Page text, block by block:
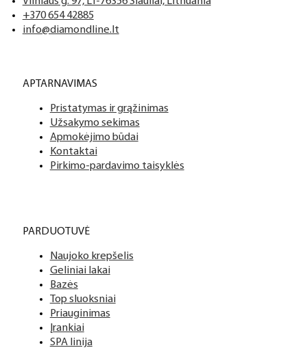
+370 654 42885
info@diamondline.lt
APTARNAVIMAS
Pristatymas ir grąžinimas
Užsakymo sekimas
Apmokėjimo būdai
Kontaktai
Pirkimo-pardavimo taisyklės
PARDUOTUVĖ
Naujoko krepšelis
Geliniai lakai
Bazės
Top sluoksniai
Priauginimas
Įrankiai
SPA linija